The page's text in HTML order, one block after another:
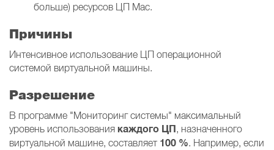
больше) ресурсов ЦП Mac.
Причины
Интенсивное использование ЦП операционной
системой виртуальной машины.
Разрешение
В программе "Мониторинг системы" максимальный
уровень использования каждого ЦП, назначенного
виртуальной машине, составляет 100 %. Например, если